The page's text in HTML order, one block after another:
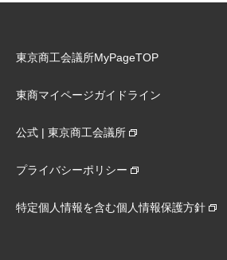
東京商工会議所MyPageTOP
東商マイページガイドライン
公式 | 東京商工会議所
プライバシーポリシー
特定個人情報を含む個人情報保護方針